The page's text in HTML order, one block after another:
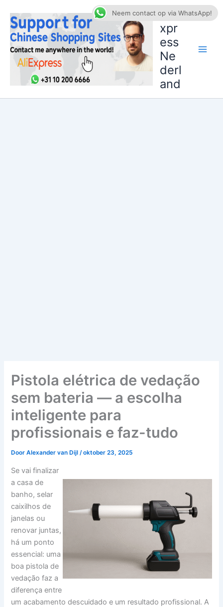
naar
inhoud
AliE
xpr
ess
Ne
derl
and
Pistola elétrica de vedação
sem bateria — a escolha
inteligente para
profissionais e faz-tudo
DoorAlexander van Dijl/oktober 23, 2025
Se vai finalizar
a casa de
banho, selar
caixilhos de
janelas ou
renovar juntas,
há um ponto
essencial: uma
boa pistola de
vedação faz a
diferença entre
um acabamento descuidado e um resultado profissional. A
Neem contact op via WhatsApp!